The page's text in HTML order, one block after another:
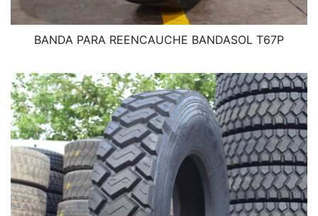
BANDA PARA REENCAUCHE BANDASOL T67P